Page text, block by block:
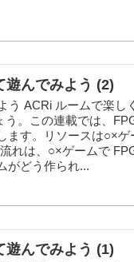
遊んでみよう (2)
ACRi ルームで楽し
。この連載では、
ます。リソースは○×
れは、○×ゲームで
がどう作られ...
んでみよう (1)